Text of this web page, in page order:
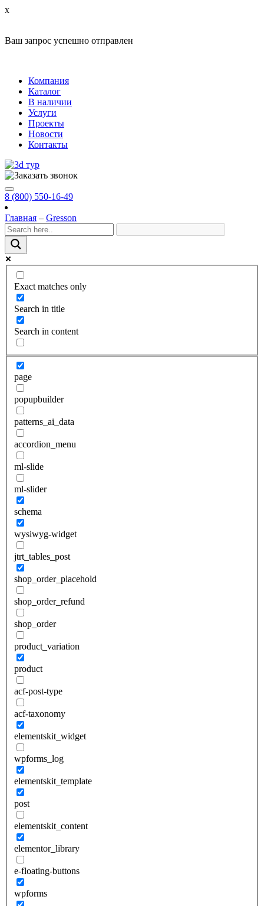
x
Ваш запрос успешно отправлен
Компания
Каталог
В наличии
Услуги
Проекты
Новости
Контакты
8 (800) 550-16-49
Главная – Gresson
Exact matches only
Search in title
Search in content
page
popupbuilder
patterns_ai_data
accordion_menu
ml-slide
ml-slider
schema
wysiwyg-widget
jtrt_tables_post
shop_order_placehold
shop_order_refund
shop_order
product_variation
product
acf-post-type
acf-taxonomy
elementskit_widget
wpforms_log
elementskit_template
post
elementskit_content
elementor_library
e-floating-buttons
wpforms